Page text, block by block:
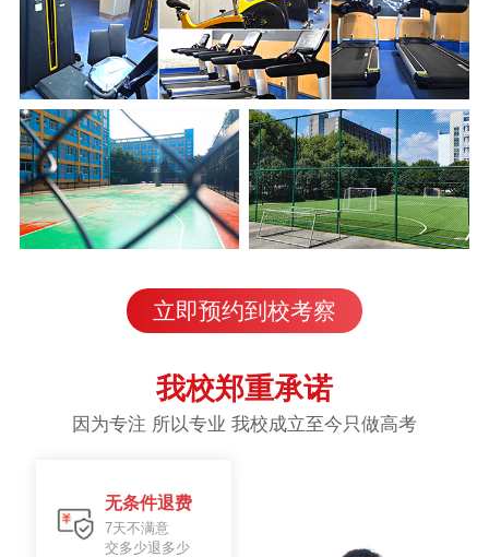
立即预约到校考察
我校郑重承诺
因为专注 所以专业 我校成立至今只做高考
无条件退费
7天不满意
交多少退多少